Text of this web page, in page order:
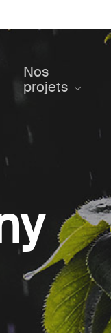
Nos
projets